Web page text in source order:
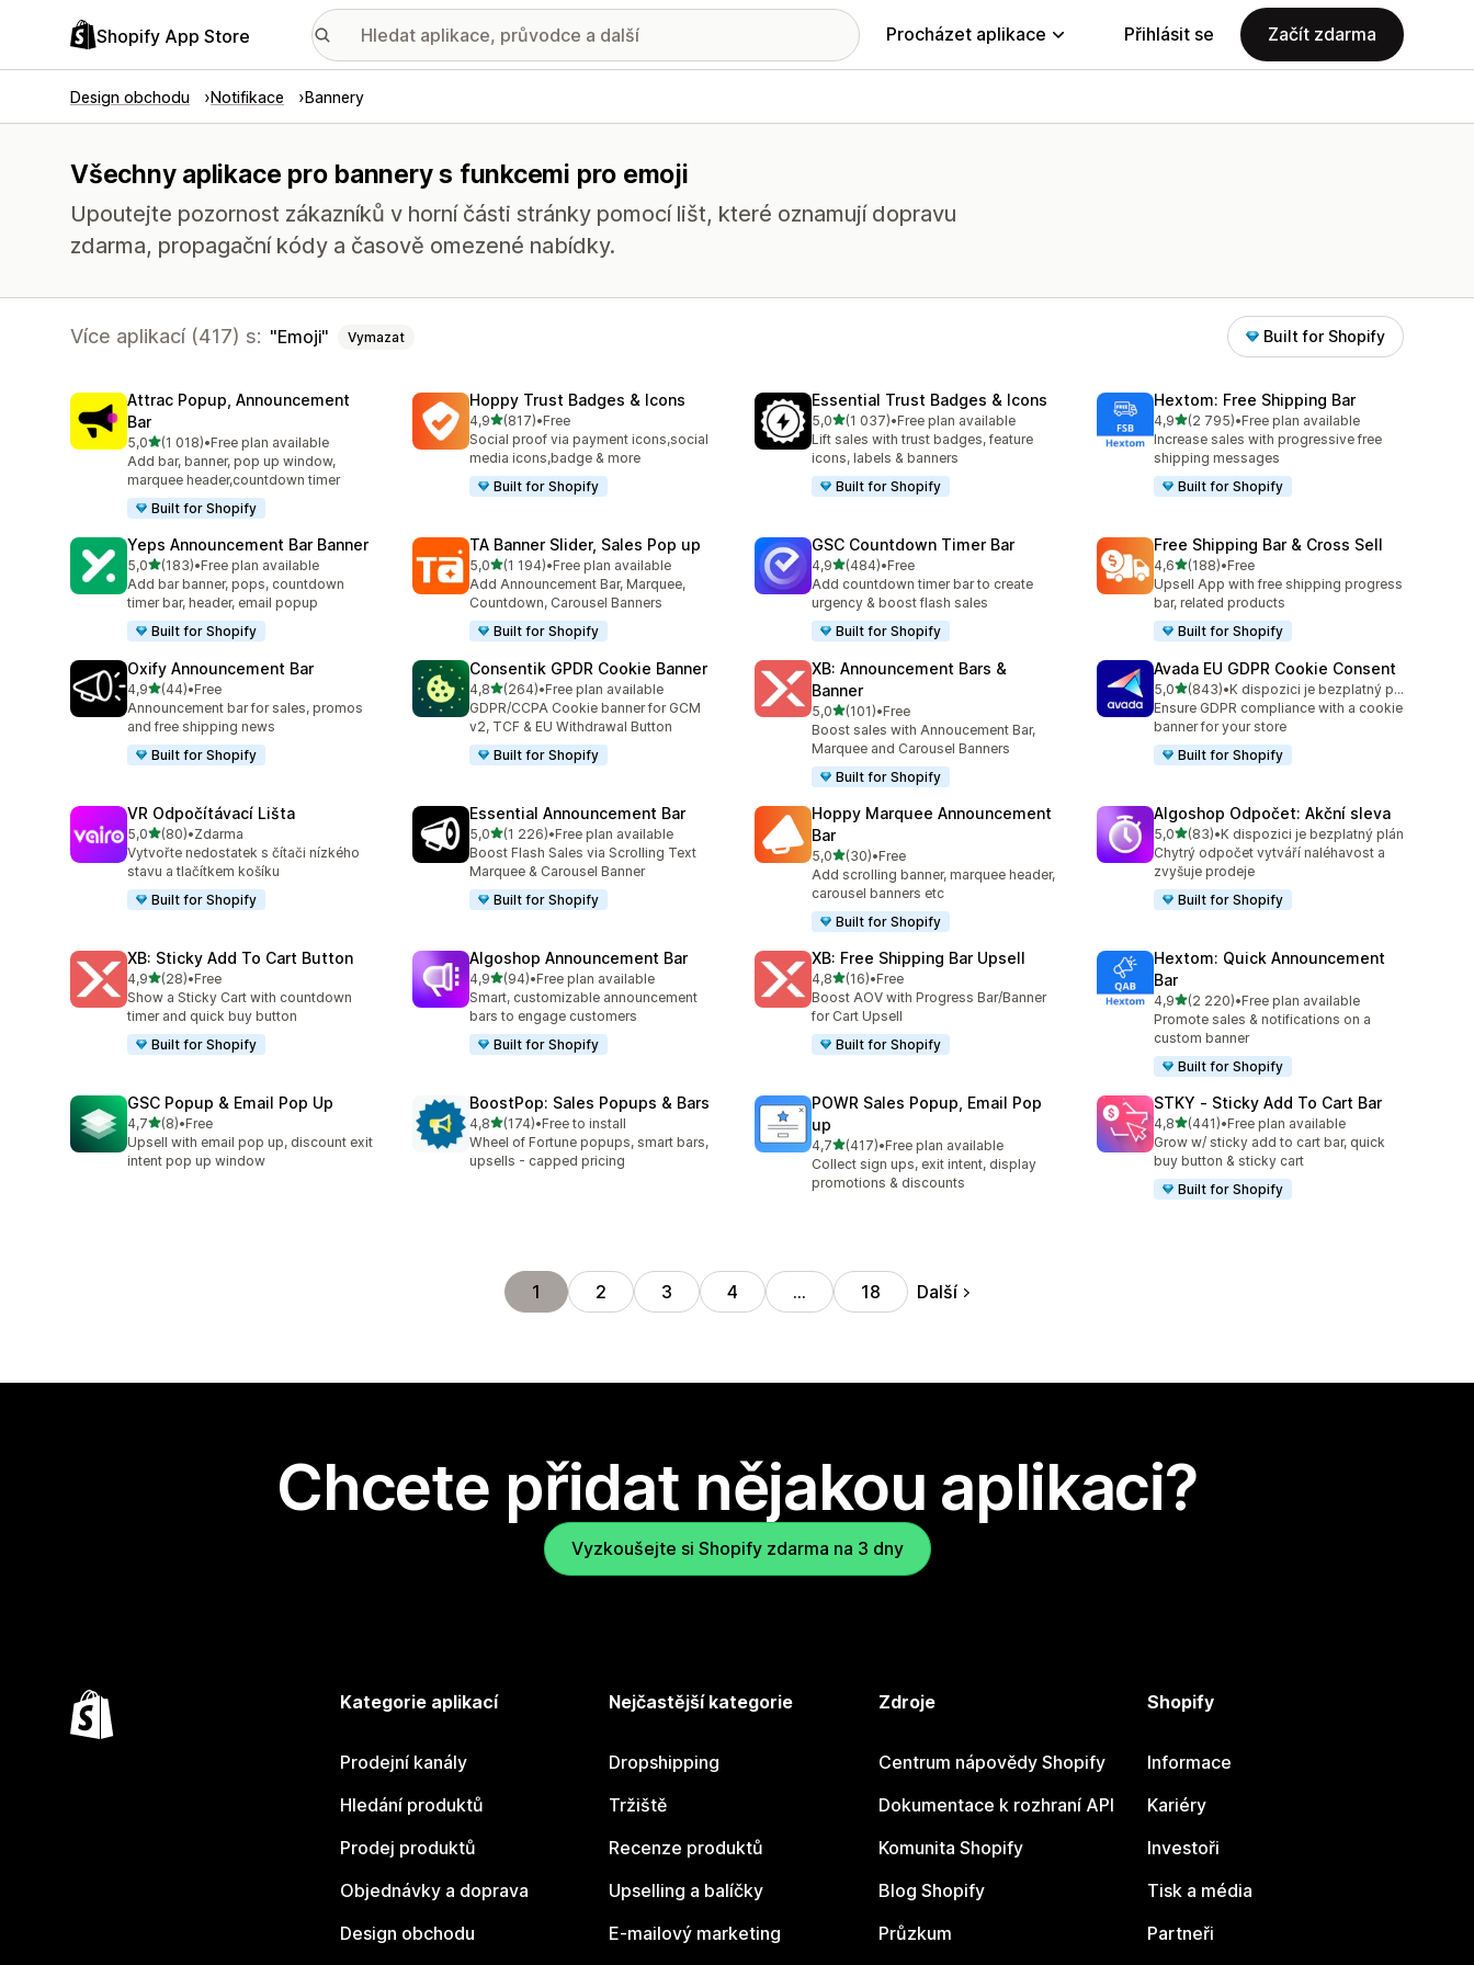
Shopify App Store Procházet aplikace Přihlásit se Začít zdarma
Design obchodu Notifikace Bannery
Všechny aplikace pro bannery s funkcemi pro emoji
Upoutejte pozornost zákazníků v horní části stránky pomocí lišt, které oznamují dopravu
zdarma, propagační kódy a časově omezené nabídky.
Více aplikací (417) s: Emoji Vymazat Built for Shopify
Attrac Popup, Announcement
Bar
5,0z 5 hvězd
(1 018)
Celkový počet recenzí: 1018
•Free plan available
Add bar, banner, pop up window,
marquee header,countdown timer
Built for Shopify
Hoppy Trust Badges & Icons
4,9z 5 hvězd
(817)
Celkový počet recenzí: 817
•Free
Social proof via payment icons,social
media icons,badge & more
Built for Shopify
Essential Trust Badges & Icons
5,0z 5 hvězd
(1 037)
Celkový počet recenzí: 1037
•Free plan available
Lift sales with trust badges, feature
icons, labels & banners
Built for Shopify
Hextom: Free Shipping Bar
4,9z 5 hvězd
(2 795)
Celkový počet recenzí: 2795
•Free plan available
Increase sales with progressive free
shipping messages
Built for Shopify
Yeps Announcement Bar Banner
5,0z 5 hvězd
(183)
Celkový počet recenzí: 183
•Free plan available
Add bar banner, pops, countdown
timer bar, header, email popup
Built for Shopify
TA Banner Slider, Sales Pop up
5,0z 5 hvězd
(1 194)
Celkový počet recenzí: 1194
•Free plan available
Add Announcement Bar, Marquee,
Countdown, Carousel Banners
Built for Shopify
GSC Countdown Timer Bar
4,9z 5 hvězd
(484)
Celkový počet recenzí: 484
•Free
Add countdown timer bar to create
urgency & boost flash sales
Built for Shopify
Free Shipping Bar & Cross Sell
4,6z 5 hvězd
(188)
Celkový počet recenzí: 188
•Free
Upsell App with free shipping progress
bar, related products
Built for Shopify
Oxify Announcement Bar
4,9z 5 hvězd
(44)
Celkový počet recenzí: 44
•Free
Announcement bar for sales, promos
and free shipping news
Built for Shopify
Consentik GPDR Cookie Banner
4,8z 5 hvězd
(264)
Celkový počet recenzí: 264
•Free plan available
GDPR/CCPA Cookie banner for GCM
v2, TCF & EU Withdrawal Button
Built for Shopify
XB: Announcement Bars &
Banner
5,0z 5 hvězd
(101)
Celkový počet recenzí: 101
•Free
Boost sales with Annoucement Bar,
Marquee and Carousel Banners
Built for Shopify
Avada EU GDPR Cookie Consent
5,0z 5 hvězd
(843)
Celkový počet recenzí: 843
•
K dispozici je bezplatný plán
Ensure GDPR compliance with a cookie
banner for your store
Built for Shopify
VR Odpočítávací Lišta
5,0z 5 hvězd
(80)
Celkový počet recenzí: 80
•Zdarma
Vytvořte nedostatek s čítači nízkého
stavu a tlačítkem košíku
Built for Shopify
Essential Announcement Bar
5,0z 5 hvězd
(1 226)
Celkový počet recenzí: 1226
•Free plan available
Boost Flash Sales via Scrolling Text
Marquee & Carousel Banner
Built for Shopify
Hoppy Marquee Announcement
Bar
5,0z 5 hvězd
(30)
Celkový počet recenzí: 30
•Free
Add scrolling banner, marquee header,
carousel banners etc
Built for Shopify
Algoshop Odpočet: Akční sleva
5,0z 5 hvězd
(83)
Celkový počet recenzí: 83
•K dispozici je bezplatný plán
Chytrý odpočet vytváří naléhavost a
zvyšuje prodeje
Built for Shopify
XB: Sticky Add To Cart Button
4,9z 5 hvězd
(28)
Celkový počet recenzí: 28
•Free
Show a Sticky Cart with countdown
timer and quick buy button
Built for Shopify
Algoshop Announcement Bar
4,9z 5 hvězd
(94)
Celkový počet recenzí: 94
•Free plan available
Smart, customizable announcement
bars to engage customers
Built for Shopify
XB: Free Shipping Bar Upsell
4,8z 5 hvězd
(16)
Celkový počet recenzí: 16
•Free
Boost AOV with Progress Bar/Banner
for Cart Upsell
Built for Shopify
Hextom: Quick Announcement
Bar
4,9z 5 hvězd
(2 220)
Celkový počet recenzí: 2220
•Free plan available
Promote sales & notifications on a
custom banner
Built for Shopify
GSC Popup & Email Pop Up
4,7z 5 hvězd
(8)
Celkový počet recenzí: 8
•Free
Upsell with email pop up, discount exit
intent pop up window
BoostPop: Sales Popups & Bars
4,8z 5 hvězd
(174)
Celkový počet recenzí: 174
•Free to install
Wheel of Fortune popups, smart bars,
upsells - capped pricing
POWR Sales Popup, Email Pop
up
4,7z 5 hvězd
(417)
Celkový počet recenzí: 417
•Free plan available
Collect sign ups, exit intent, display
promotions & discounts
STKY ‑ Sticky Add To Cart Bar
4,8z 5 hvězd
(441)
Celkový počet recenzí: 441
•Free plan available
Grow w/ sticky add to cart bar, quick
buy button & sticky cart
Built for Shopify
1 2 3 4 … 18 Další
Chcete přidat nějakou aplikaci?
Vyzkoušejte si Shopify zdarma na 3 dny
Kategorie aplikací
Prodejní kanály
Hledání produktů
Prodej produktů
Objednávky a doprava
Design obchodu
Nejčastější kategorie
Dropshipping
Tržiště
Recenze produktů
Upselling a balíčky
E-mailový marketing
Zdroje
Centrum nápovědy Shopify
Dokumentace k rozhraní API
Komunita Shopify
Blog Shopify
Průzkum
Shopify
Informace
Kariéry
Investoři
Tisk a média
Partneři